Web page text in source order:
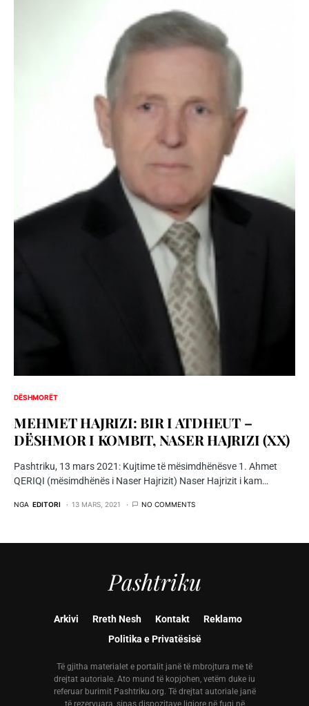
DËSHMORËT
MEHMET HAJRIZI: BIR I ATDHEUT –
DËSHMOR I KOMBIT, NASER HAJRIZI (XX)
Pashtriku, 13 mars 2021: Kujtime të mësimdhënësve 1. Ahmet
QERIQI (mësimdhënës i Naser Hajrizit) Naser Hajrizit i kam…
NGA EDITORI 13 MARS, 2021 NO COMMENTS
Pashtriku
Arkivi Rreth Nesh Kontakt
Reklamo
Politika e Privatësisë
Të gjitha materialet e portalit janë të mbrojtura me të
drejtat autoriale. Ato mund të kopjohen, vetëm duke iu
referuar burimit Pashtriku.org. Të drejtat autoriale janë
të rezervuara, sipas dispozitave ligjore në fuqi në